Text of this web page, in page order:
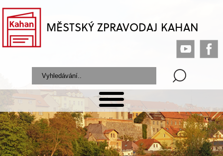
MĚSTSKÝ ZPRAVODAJ KAHAN